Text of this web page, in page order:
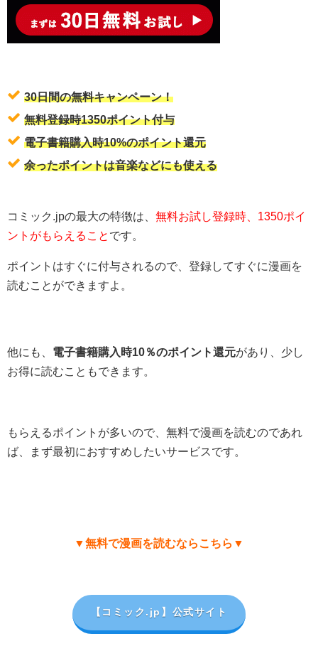
30日間の無料キャンペーン！
無料登録時1350ポイント付与
電子書籍購入時10%のポイント還元
余ったポイントは音楽などにも使える
コミック.jpの最大の特徴は、 無料お試し登録時、1350ポイ
ントがもらえること です。
ポイントはすぐに付与されるので、登録してすぐに漫画を
読むことができますよ。
他にも、 電子書籍購入時10％のポイント還元があり、少し
お得に読むこともできます。
もらえるポイントが多いので、無料で漫画を読むのであれ
ば、まず最初におすすめしたいサービスです。
▼無料で漫画を読むならこちら▼
【コミック.jp 】公式サイト